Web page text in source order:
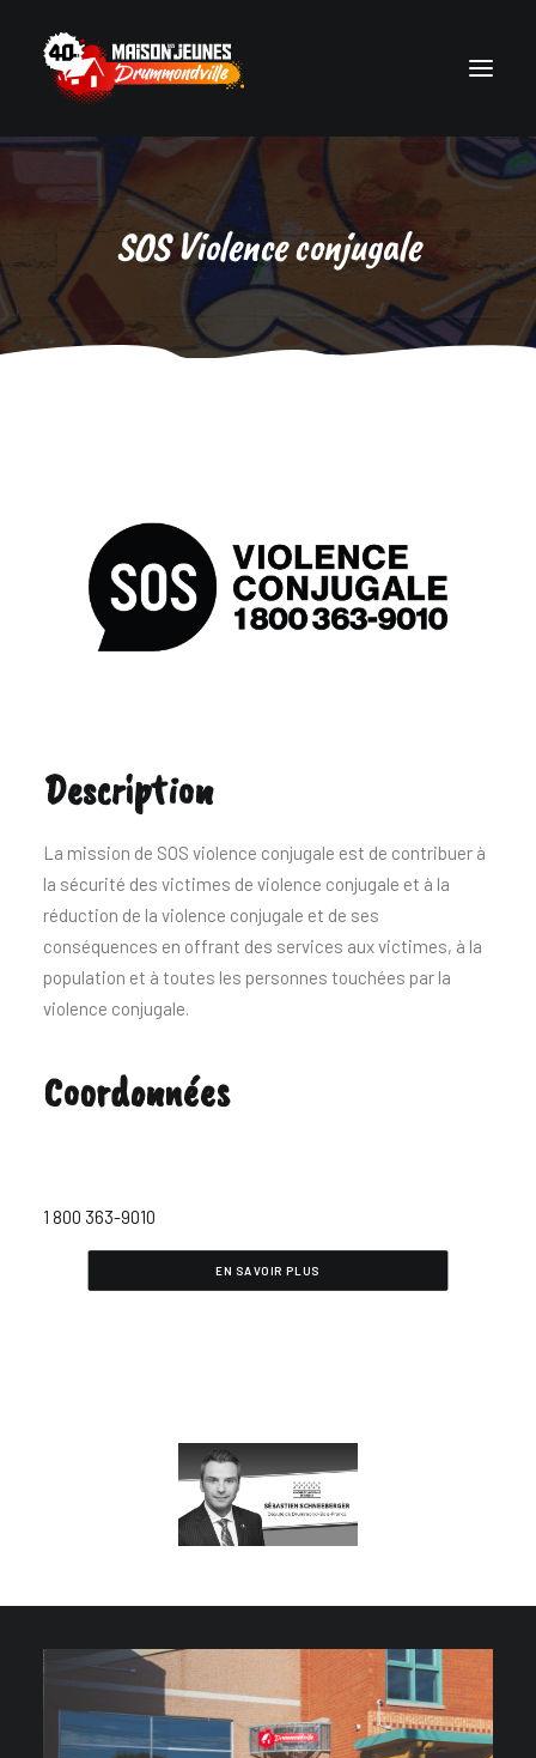
Accueil
Milieux de vie
Photos
Événements
SOS Violence conjugale
Description
La mission de SOS violence conjugale est de contribuer à
la sécurité des victimes de violence conjugale et à la
réduction de la violence conjugale et de ses
conséquences en offrant des services aux victimes, à la
population et à toutes les personnes touchées par la
violence conjugale.
Coordonnées
1 800 363-9010
EN SAVOIR PLUS